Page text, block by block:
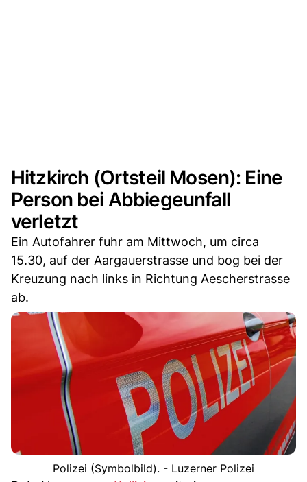
Hitzkirch (Ortsteil Mosen): Eine
Person bei Abbiegeunfall
verletzt
Ein Autofahrer fuhr am Mittwoch, um circa
15.30, auf der Aargauerstrasse und bog bei der
Kreuzung nach links in Richtung Aescherstrasse
ab.
Polizei (Symbolbild). - Luzerner Polizei